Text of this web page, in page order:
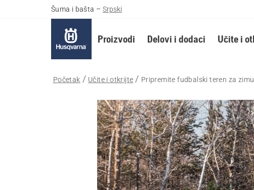
Šuma i bašta – Srpski
Proizvodi Delovi i dodaci Učite i
Početak Učite i otkrijte Pripremite fudbalski teren za zimu